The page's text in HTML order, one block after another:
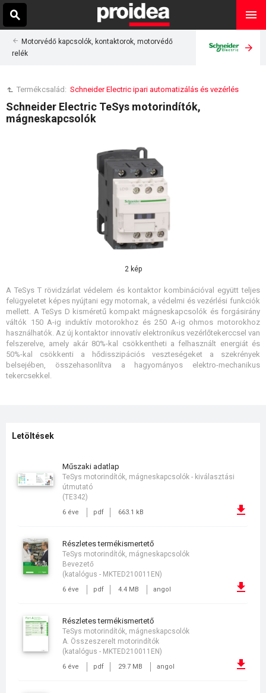
Motorvédő kapcsolók, kontaktorok, motorvédő
relék
Termékcsalád: Schneider Electric ipari automatizálás és vezérlés
Schneider Electric TeSys motorindítók,
mágneskapcsolók
2 kép
A TeSys T rövidzárlat védelem és kontaktor kombinációval együtt teljes
felügyeletet képes nyújtani egy motornak, a védelmi és vezérlési funkciók
mellett. A TeSys D kisméretű kompakt mágneskapcsolók és forgásirány
váltók 150 A-ig induktív motorokhoz és 250 A-ig ohmos motorokhoz
használhatók. Az új kontaktor innovatív elektronikus vezérlőtekerccsel van
felszerelve, amely akár 80%-kal csökkentheti a felhasznált energiát és
50%-kal csökkenti a hődisszipációs veszteségeket a szekrények
belsejében, összehasonlítva a hagyományos elektro-mechanikus
tekercsekkel.
Letöltések
műszaki adatlap
6 éve pdf 663.1 kB
TeSys motorindítók, mágneskapcsolók - kiválasztási
útmutató
(TE342)
részletes termékismertető
6 éve pdf 4.4 MB angol
TeSys motorindítók, mágneskapcsolók
Bevezető
(katalógus - MKTED210011EN)
részletes termékismertető
6 éve pdf 29.7 MB angol
TeSys motorindítók, mágneskapcsolók
A. Összeszerelt motorindítók
(katalógus - MKTED210011EN)